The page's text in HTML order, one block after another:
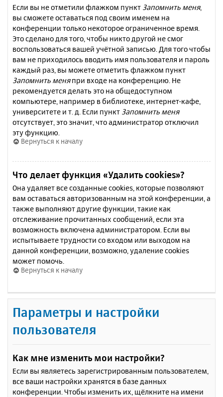
Если вы не отметили флажком пункт Запомнить меня,
вы сможете оставаться под своим именем на
конференции только некоторое ограниченное время.
Это сделано для того, чтобы никто другой не смог
воспользоваться вашей учётной записью. Для того чтобы
вам не приходилось вводить имя пользователя и пароль
каждый раз, вы можете отметить флажком пункт
Запомнить меняпри входе на конференцию. Не
рекомендуется делать это на общедоступном
компьютере, например в библиотеке, интернет-кафе,
университете и т. д. Если пункт Запомнить меня
отсутствует, это значит, что администратор отключил
эту функцию.
Вернуться к началу
Что делает функция «Удалить cookies»?
Она удаляет все созданные cookies, которые позволяют
вам оставаться авторизованным на этой конференции, а
также выполняют другие функции, такие как
отслеживание прочитанных сообщений, если эта
возможность включена администратором. Если вы
испытываете трудности со входом или выходом на
данной конференции, возможно, удаление cookies
может помочь.
Вернуться к началу
Параметры и настройки
пользователя
Как мне изменить мои настройки?
Если вы являетесь зарегистрированным пользователем,
все ваши настройки хранятся в базе данных
конференции. Чтобы изменить их, щёлкните на имени